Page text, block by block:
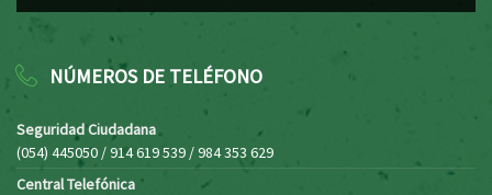
NÚMEROS DE TELÉFONO
Seguridad Ciudadana
(054) 445050 / 914 619 539 / 984 353 629
Central Telefónica